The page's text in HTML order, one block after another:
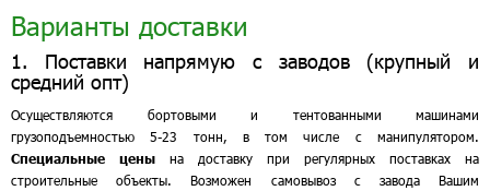
Варианты доставки
1. Поставки напрямую с заводов (крупный и
средний опт)
Осуществляются бортовыми и тентованными машинами
грузоподъемностью 5-23 тонн, в том числе с манипулятором.
Специальные цены на доставку при регулярных поставках на
строительные объекты. Возможен самовывоз с завода Вашим